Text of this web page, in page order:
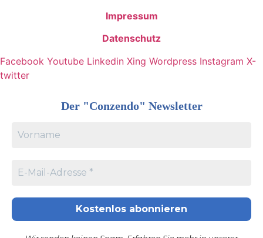
Impressum
Datenschutz
Facebook Youtube Linkedin Xing Wordpress Instagram X-
twitter
Der "Conzendo" Newsletter